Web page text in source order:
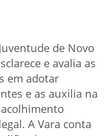
de Novo
e avalia as
em adotar
e as auxilia na
A Vara conta